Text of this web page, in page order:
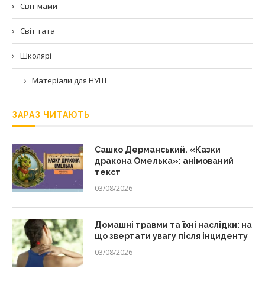
Світ мами
Світ тата
Школярі
Матеріали для НУШ
ЗАРАЗ ЧИТАЮТЬ
Сашко Дерманський. «Казки
дракона Омелька»: анімований
текст
03/08/2026
Домашні травми та їхні наслідки: на
що звертати увагу після інциденту
03/08/2026